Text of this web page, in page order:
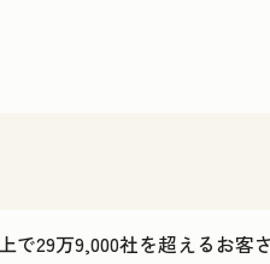
で29万9,000社を超えるお